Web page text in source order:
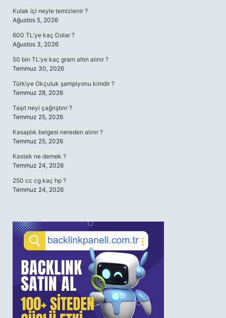
Kulak içi neyle temizlenir ?
Ağustos 5, 2026
600 TL’ye kaç Dolar ?
Ağustos 3, 2026
50 bin TL’ye kaç gram altın alınır ?
Temmuz 30, 2026
Türkiye Okçuluk şampiyonu kimdir ?
Temmuz 28, 2026
Taşıt neyi çağrıştırır ?
Temmuz 25, 2026
Kasaplık belgesi nereden alınır ?
Temmuz 25, 2026
Kastek ne demek ?
Temmuz 24, 2026
250 cc cg kaç hp ?
Temmuz 24, 2026